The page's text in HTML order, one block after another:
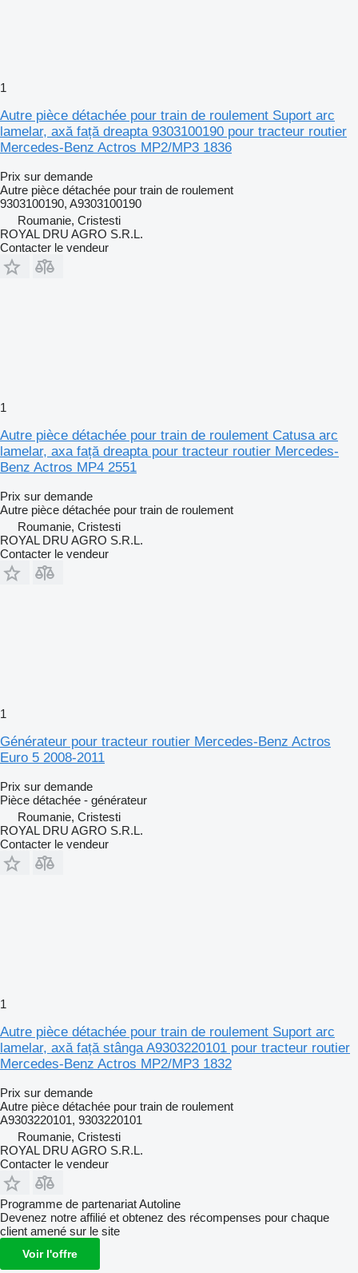
1
Autre pièce détachée pour train de roulement Suport arc
lamelar, axă față dreapta 9303100190 pour tracteur routier
Mercedes-Benz Actros MP2/MP3 1836
Prix sur demande
Autre pièce détachée pour train de roulement
9303100190, A9303100190
Roumanie, Cristesti
ROYAL DRU AGRO S.R.L.
Contacter le vendeur
1
Autre pièce détachée pour train de roulement Catusa arc
lamelar, axa față dreapta pour tracteur routier Mercedes-
Benz Actros MP4 2551
Prix sur demande
Autre pièce détachée pour train de roulement
Roumanie, Cristesti
ROYAL DRU AGRO S.R.L.
Contacter le vendeur
1
Générateur pour tracteur routier Mercedes-Benz Actros
Euro 5 2008-2011
Prix sur demande
Pièce détachée - générateur
Roumanie, Cristesti
ROYAL DRU AGRO S.R.L.
Contacter le vendeur
1
Autre pièce détachée pour train de roulement Suport arc
lamelar, axă față stânga A9303220101 pour tracteur routier
Mercedes-Benz Actros MP2/MP3 1832
Prix sur demande
Autre pièce détachée pour train de roulement
A9303220101, 9303220101
Roumanie, Cristesti
ROYAL DRU AGRO S.R.L.
Contacter le vendeur
Programme de partenariat Autoline
Devenez notre affilié et obtenez des récompenses pour chaque
client amené sur le site
Voir l'offre